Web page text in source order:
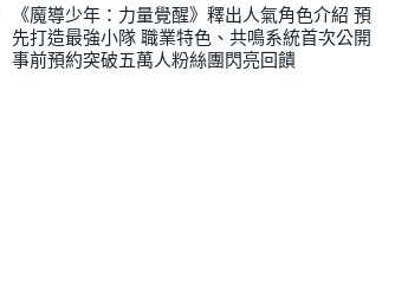
《魔導少年：力量覺醒》釋出人氣角色介紹 預
先打造最強小隊 職業特色、共鳴系統首次公開
事前預約突破五萬人粉絲團閃亮回饋